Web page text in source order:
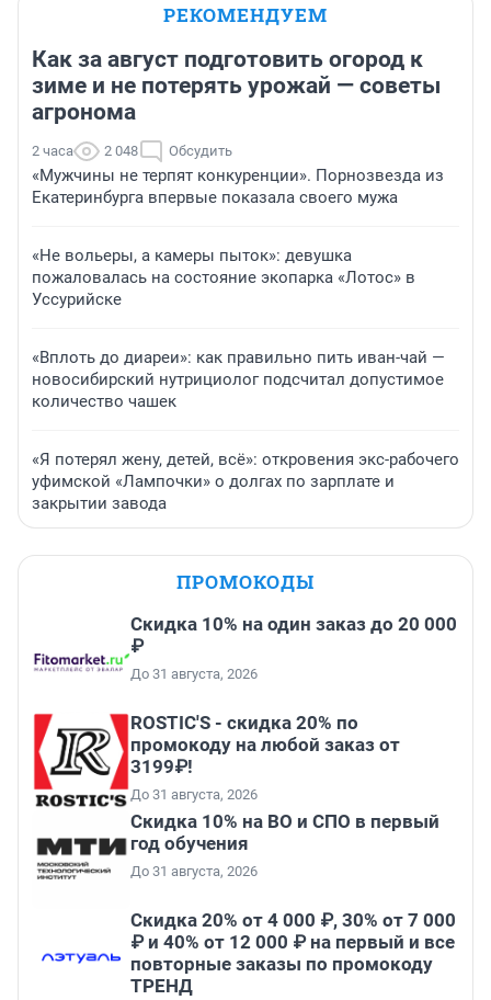
РЕКОМЕНДУЕМ
Как за август подготовить огород к
зиме и не потерять урожай — советы
агронома
2 часа 2 048 Обсудить
«Мужчины не терпят конкуренции». Порнозвезда из
Екатеринбурга впервые показала своего мужа
«Не вольеры, а камеры пыток»: девушка
пожаловалась на состояние экопарка «Лотос» в
Уссурийске
«Вплоть до диареи»: как правильно пить иван-чай —
новосибирский нутрициолог подсчитал допустимое
количество чашек
«Я потерял жену, детей, всё»: откровения экс-рабочего
уфимской «Лампочки» о долгах по зарплате и
закрытии завода
ПРОМОКОДЫ
Скидка 10% на один заказ до 20 000
₽
До 31 августа, 2026
ROSTIC'S - скидка 20% по
промокоду на любой заказ от
3199₽!
До 31 августа, 2026
Скидка 10% на ВО и СПО в первый
год обучения
До 31 августа, 2026
Скидка 20% от 4 000 ₽, 30% от 7 000
₽ и 40% от 12 000 ₽ на первый и все
повторные заказы по промокоду
ТРЕНД